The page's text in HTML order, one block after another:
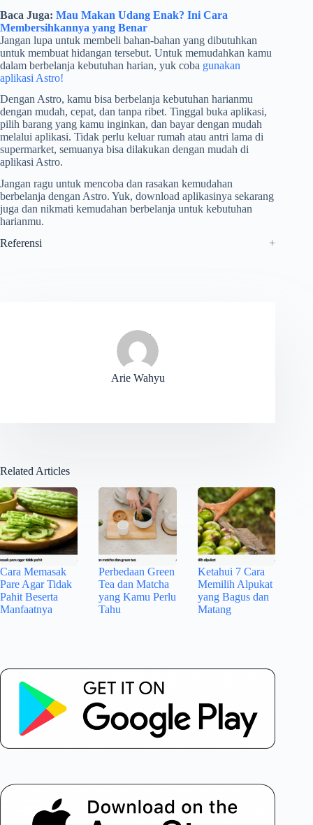
Baca Juga: Mau Makan Udang Enak? Ini Cara
Membersihkannya yang Benar
Jangan lupa untuk membeli bahan-bahan yang dibutuhkan
untuk membuat hidangan tersebut. Untuk memudahkan kamu
dalam berbelanja kebutuhan harian, yuk coba gunakan
aplikasi Astro!
Dengan Astro, kamu bisa berbelanja kebutuhan harianmu
dengan mudah, cepat, dan tanpa ribet. Tinggal buka aplikasi,
pilih barang yang kamu inginkan, dan bayar dengan mudah
melalui aplikasi. Tidak perlu keluar rumah atau antri lama di
supermarket, semuanya bisa dilakukan dengan mudah di
aplikasi Astro.
Jangan ragu untuk mencoba dan rasakan kemudahan
berbelanja dengan Astro. Yuk, download aplikasinya sekarang
juga dan nikmati kemudahan berbelanja untuk kebutuhan
harianmu.
Referensi
Arie Wahyu
Related Articles
Cara Memasak
Pare Agar Tidak
Pahit Beserta
Manfaatnya
Perbedaan Green
Tea dan Matcha
yang Kamu Perlu
Tahu
Ketahui 7 Cara
Memilih Alpukat
yang Bagus dan
Matang